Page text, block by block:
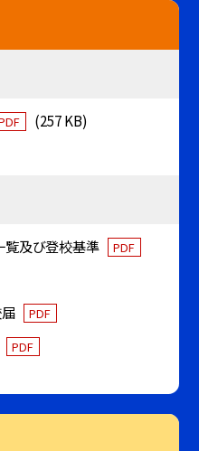
(257 KB)
覧及び登校基準 PDF
PDF
PDF